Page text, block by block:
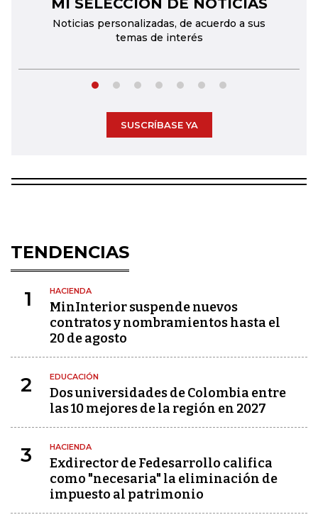
MI SELECCIÓN DE NOTICIAS
Noticias personalizadas, de acuerdo a sus
temas de interés
SUSCRÍBASE YA
TENDENCIAS
1 HACIENDA
MinInterior suspende nuevos
contratos y nombramientos hasta el
20 de agosto
2 EDUCACIÓN
Dos universidades de Colombia entre
las 10 mejores de la región en 2027
3 HACIENDA
Exdirector de Fedesarrollo califica
como "necesaria" la eliminación de
impuesto al patrimonio